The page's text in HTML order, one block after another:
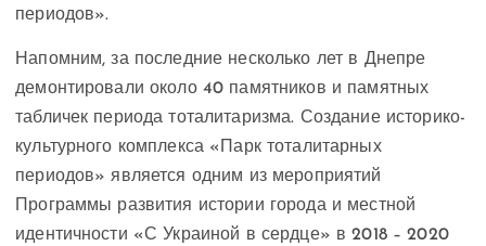
периодов».
Напомним, за последние несколько лет в Днепре
демонтировали около 40 памятников и памятных
табличек периода тоталитаризма. Создание историко-
культурного комплекса «Парк тоталитарных
периодов» является одним из мероприятий
Программы развития истории города и местной
идентичности «С Украиной в сердце» в 2018 – 2020